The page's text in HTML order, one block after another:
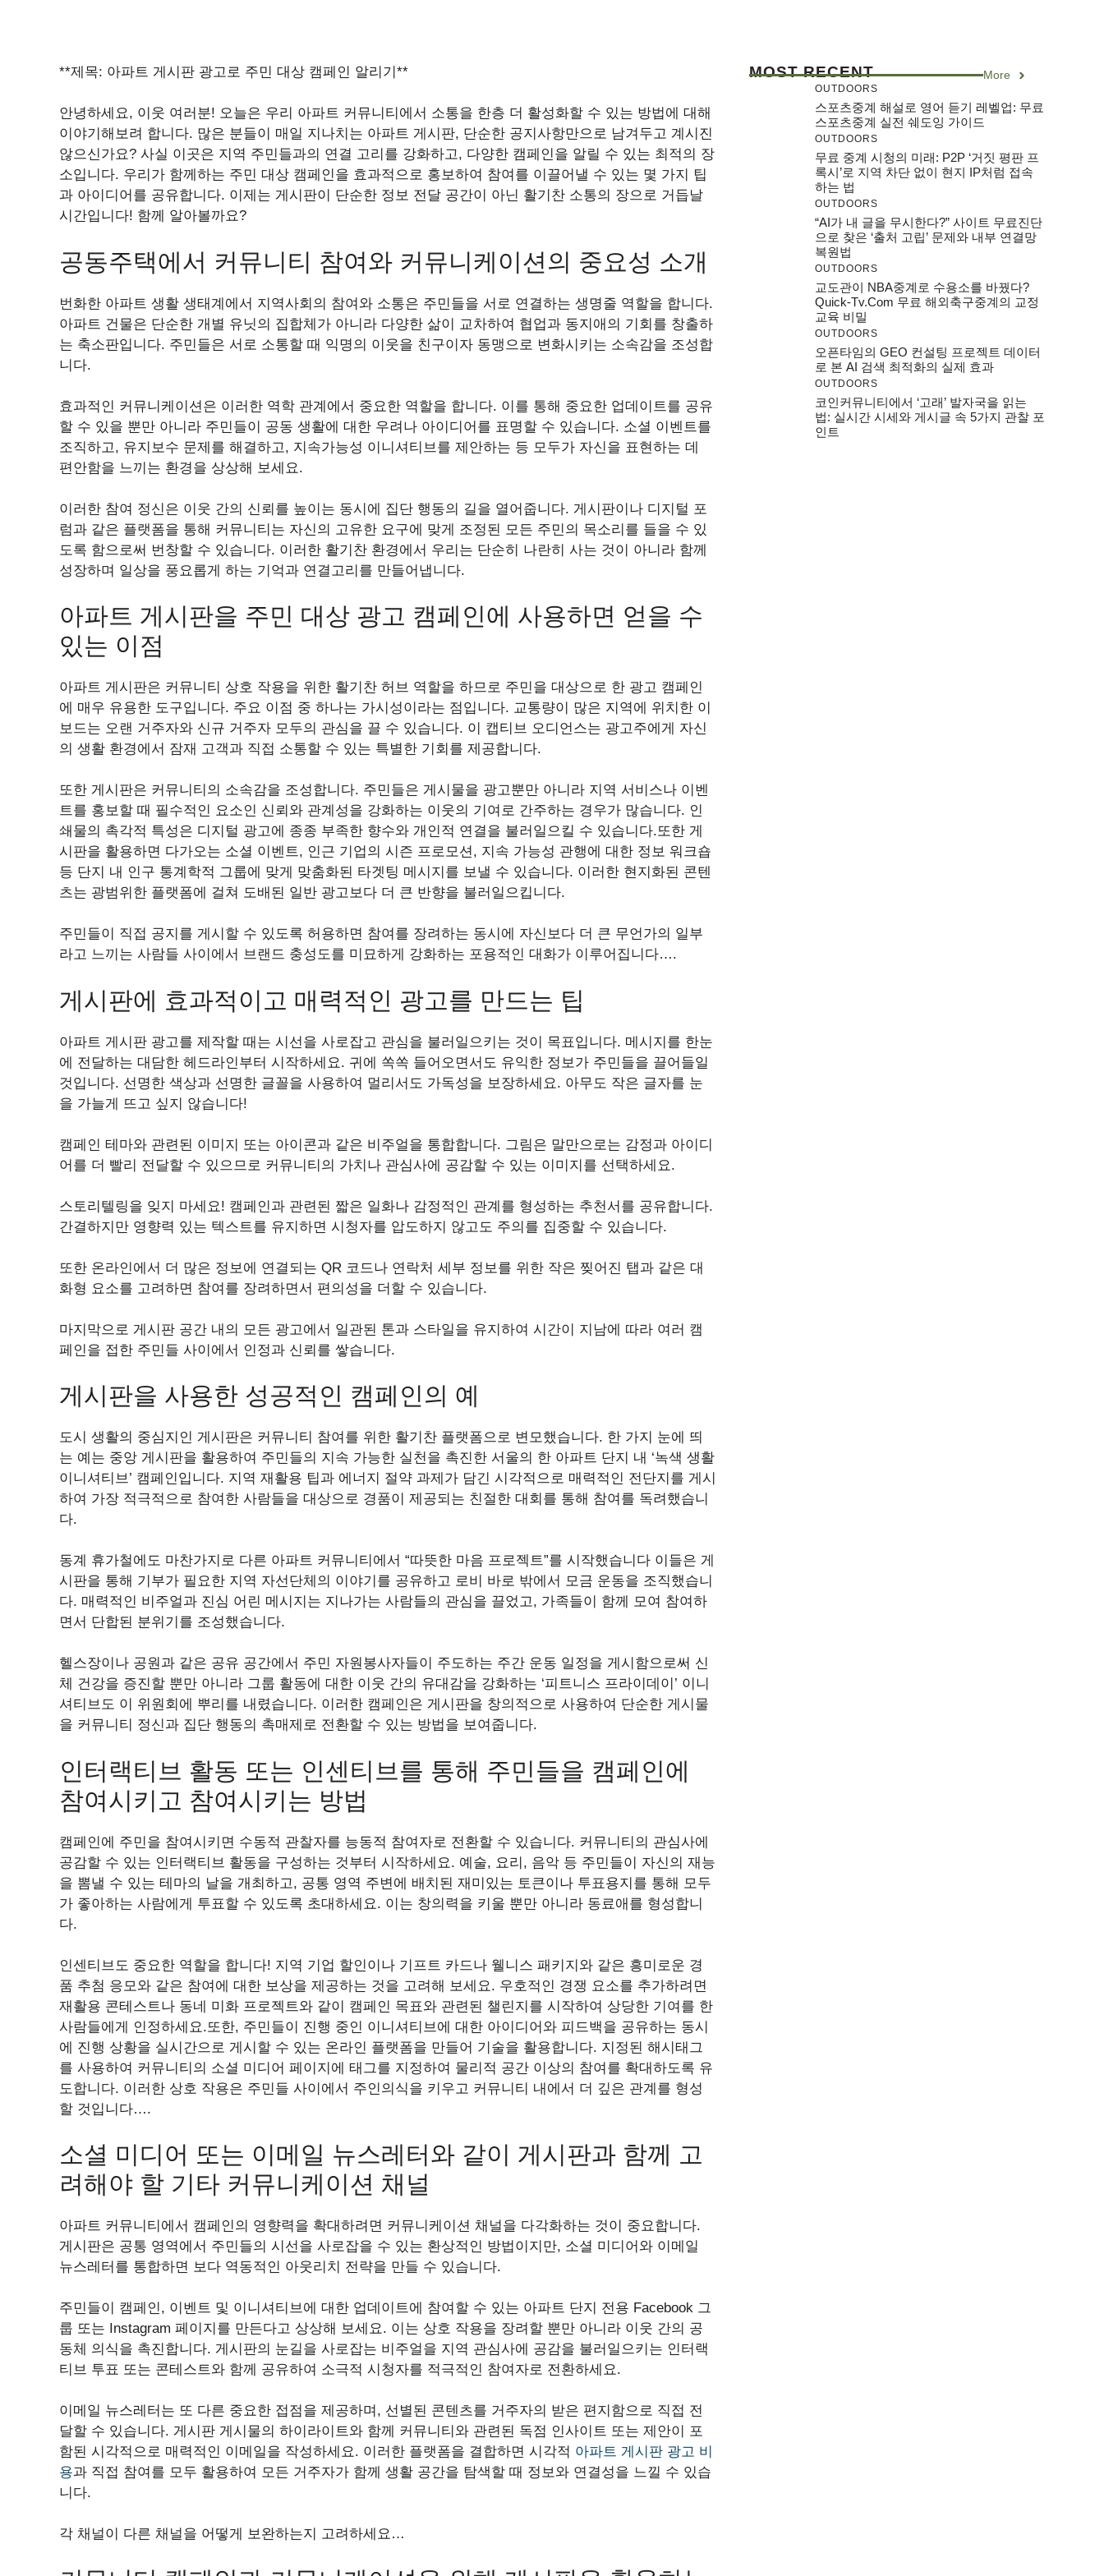
**제목: 아파트 게시판 광고로 주민 대상 캠페인 알리기**
안녕하세요, 이웃 여러분! 오늘은 우리 아파트 커뮤니티에서 소통을 한층 더 활성화할 수 있는 방법에 대해
이야기해보려 합니다. 많은 분들이 매일 지나치는 아파트 게시판, 단순한 공지사항만으로 남겨두고 계시진
않으신가요? 사실 이곳은 지역 주민들과의 연결 고리를 강화하고, 다양한 캠페인을 알릴 수 있는 최적의 장
소입니다. 우리가 함께하는 주민 대상 캠페인을 효과적으로 홍보하여 참여를 이끌어낼 수 있는 몇 가지 팁
과 아이디어를 공유합니다. 이제는 게시판이 단순한 정보 전달 공간이 아닌 활기찬 소통의 장으로 거듭날
시간입니다! 함께 알아볼까요?
공동주택에서 커뮤니티 참여와 커뮤니케이션의 중요성 소개
번화한 아파트 생활 생태계에서 지역사회의 참여와 소통은 주민들을 서로 연결하는 생명줄 역할을 합니다.
아파트 건물은 단순한 개별 유닛의 집합체가 아니라 다양한 삶이 교차하여 협업과 동지애의 기회를 창출하
는 축소판입니다. 주민들은 서로 소통할 때 익명의 이웃을 친구이자 동맹으로 변화시키는 소속감을 조성합
니다.
효과적인 커뮤니케이션은 이러한 역학 관계에서 중요한 역할을 합니다. 이를 통해 중요한 업데이트를 공유
할 수 있을 뿐만 아니라 주민들이 공동 생활에 대한 우려나 아이디어를 표명할 수 있습니다. 소셜 이벤트를
조직하고, 유지보수 문제를 해결하고, 지속가능성 이니셔티브를 제안하는 등 모두가 자신을 표현하는 데
편안함을 느끼는 환경을 상상해 보세요.
이러한 참여 정신은 이웃 간의 신뢰를 높이는 동시에 집단 행동의 길을 열어줍니다. 게시판이나 디지털 포
럼과 같은 플랫폼을 통해 커뮤니티는 자신의 고유한 요구에 맞게 조정된 모든 주민의 목소리를 들을 수 있
도록 함으로써 번창할 수 있습니다. 이러한 활기찬 환경에서 우리는 단순히 나란히 사는 것이 아니라 함께
성장하며 일상을 풍요롭게 하는 기억과 연결고리를 만들어냅니다.
아파트 게시판을 주민 대상 광고 캠페인에 사용하면 얻을 수
있는 이점
아파트 게시판은 커뮤니티 상호 작용을 위한 활기찬 허브 역할을 하므로 주민을 대상으로 한 광고 캠페인
에 매우 유용한 도구입니다. 주요 이점 중 하나는 가시성이라는 점입니다. 교통량이 많은 지역에 위치한 이
보드는 오랜 거주자와 신규 거주자 모두의 관심을 끌 수 있습니다. 이 캡티브 오디언스는 광고주에게 자신
의 생활 환경에서 잠재 고객과 직접 소통할 수 있는 특별한 기회를 제공합니다.
또한 게시판은 커뮤니티의 소속감을 조성합니다. 주민들은 게시물을 광고뿐만 아니라 지역 서비스나 이벤
트를 홍보할 때 필수적인 요소인 신뢰와 관계성을 강화하는 이웃의 기여로 간주하는 경우가 많습니다. 인
쇄물의 촉각적 특성은 디지털 광고에 종종 부족한 향수와 개인적 연결을 불러일으킬 수 있습니다.또한 게
시판을 활용하면 다가오는 소셜 이벤트, 인근 기업의 시즌 프로모션, 지속 가능성 관행에 대한 정보 워크숍
등 단지 내 인구 통계학적 그룹에 맞게 맞춤화된 타겟팅 메시지를 보낼 수 있습니다. 이러한 현지화된 콘텐
츠는 광범위한 플랫폼에 걸쳐 도배된 일반 광고보다 더 큰 반향을 불러일으킵니다.
주민들이 직접 공지를 게시할 수 있도록 허용하면 참여를 장려하는 동시에 자신보다 더 큰 무언가의 일부
라고 느끼는 사람들 사이에서 브랜드 충성도를 미묘하게 강화하는 포용적인 대화가 이루어집니다….
게시판에 효과적이고 매력적인 광고를 만드는 팁
아파트 게시판 광고를 제작할 때는 시선을 사로잡고 관심을 불러일으키는 것이 목표입니다. 메시지를 한눈
에 전달하는 대담한 헤드라인부터 시작하세요. 귀에 쏙쏙 들어오면서도 유익한 정보가 주민들을 끌어들일
것입니다. 선명한 색상과 선명한 글꼴을 사용하여 멀리서도 가독성을 보장하세요. 아무도 작은 글자를 눈
을 가늘게 뜨고 싶지 않습니다!
캠페인 테마와 관련된 이미지 또는 아이콘과 같은 비주얼을 통합합니다. 그림은 말만으로는 감정과 아이디
어를 더 빨리 전달할 수 있으므로 커뮤니티의 가치나 관심사에 공감할 수 있는 이미지를 선택하세요.
스토리텔링을 잊지 마세요! 캠페인과 관련된 짧은 일화나 감정적인 관계를 형성하는 추천서를 공유합니다.
간결하지만 영향력 있는 텍스트를 유지하면 시청자를 압도하지 않고도 주의를 집중할 수 있습니다.
또한 온라인에서 더 많은 정보에 연결되는 QR 코드나 연락처 세부 정보를 위한 작은 찢어진 탭과 같은 대
화형 요소를 고려하면 참여를 장려하면서 편의성을 더할 수 있습니다.
마지막으로 게시판 공간 내의 모든 광고에서 일관된 톤과 스타일을 유지하여 시간이 지남에 따라 여러 캠
페인을 접한 주민들 사이에서 인정과 신뢰를 쌓습니다.
게시판을 사용한 성공적인 캠페인의 예
도시 생활의 중심지인 게시판은 커뮤니티 참여를 위한 활기찬 플랫폼으로 변모했습니다. 한 가지 눈에 띄
는 예는 중앙 게시판을 활용하여 주민들의 지속 가능한 실천을 촉진한 서울의 한 아파트 단지 내 ‘녹색 생활
이니셔티브’ 캠페인입니다. 지역 재활용 팁과 에너지 절약 과제가 담긴 시각적으로 매력적인 전단지를 게시
하여 가장 적극적으로 참여한 사람들을 대상으로 경품이 제공되는 친절한 대회를 통해 참여를 독려했습니
다.
동계 휴가철에도 마찬가지로 다른 아파트 커뮤니티에서 “따뜻한 마음 프로젝트”를 시작했습니다 이들은 게
시판을 통해 기부가 필요한 지역 자선단체의 이야기를 공유하고 로비 바로 밖에서 모금 운동을 조직했습니
다. 매력적인 비주얼과 진심 어린 메시지는 지나가는 사람들의 관심을 끌었고, 가족들이 함께 모여 참여하
면서 단합된 분위기를 조성했습니다.
헬스장이나 공원과 같은 공유 공간에서 주민 자원봉사자들이 주도하는 주간 운동 일정을 게시함으로써 신
체 건강을 증진할 뿐만 아니라 그룹 활동에 대한 이웃 간의 유대감을 강화하는 ‘피트니스 프라이데이’ 이니
셔티브도 이 위원회에 뿌리를 내렸습니다. 이러한 캠페인은 게시판을 창의적으로 사용하여 단순한 게시물
을 커뮤니티 정신과 집단 행동의 촉매제로 전환할 수 있는 방법을 보여줍니다.
인터랙티브 활동 또는 인센티브를 통해 주민들을 캠페인에
참여시키고 참여시키는 방법
캠페인에 주민을 참여시키면 수동적 관찰자를 능동적 참여자로 전환할 수 있습니다. 커뮤니티의 관심사에
공감할 수 있는 인터랙티브 활동을 구성하는 것부터 시작하세요. 예술, 요리, 음악 등 주민들이 자신의 재능
을 뽐낼 수 있는 테마의 날을 개최하고, 공통 영역 주변에 배치된 재미있는 토큰이나 투표용지를 통해 모두
가 좋아하는 사람에게 투표할 수 있도록 초대하세요. 이는 창의력을 키울 뿐만 아니라 동료애를 형성합니
다.
인센티브도 중요한 역할을 합니다! 지역 기업 할인이나 기프트 카드나 웰니스 패키지와 같은 흥미로운 경
품 추첨 응모와 같은 참여에 대한 보상을 제공하는 것을 고려해 보세요. 우호적인 경쟁 요소를 추가하려면
재활용 콘테스트나 동네 미화 프로젝트와 같이 캠페인 목표와 관련된 챌린지를 시작하여 상당한 기여를 한
사람들에게 인정하세요.또한, 주민들이 진행 중인 이니셔티브에 대한 아이디어와 피드백을 공유하는 동시
에 진행 상황을 실시간으로 게시할 수 있는 온라인 플랫폼을 만들어 기술을 활용합니다. 지정된 해시태그
를 사용하여 커뮤니티의 소셜 미디어 페이지에 태그를 지정하여 물리적 공간 이상의 참여를 확대하도록 유
도합니다. 이러한 상호 작용은 주민들 사이에서 주인의식을 키우고 커뮤니티 내에서 더 깊은 관계를 형성
할 것입니다….
소셜 미디어 또는 이메일 뉴스레터와 같이 게시판과 함께 고
려해야 할 기타 커뮤니케이션 채널
아파트 커뮤니티에서 캠페인의 영향력을 확대하려면 커뮤니케이션 채널을 다각화하는 것이 중요합니다.
게시판은 공통 영역에서 주민들의 시선을 사로잡을 수 있는 환상적인 방법이지만, 소셜 미디어와 이메일
뉴스레터를 통합하면 보다 역동적인 아웃리치 전략을 만들 수 있습니다.
주민들이 캠페인, 이벤트 및 이니셔티브에 대한 업데이트에 참여할 수 있는 아파트 단지 전용 Facebook 그
룹 또는 Instagram 페이지를 만든다고 상상해 보세요. 이는 상호 작용을 장려할 뿐만 아니라 이웃 간의 공
동체 의식을 촉진합니다. 게시판의 눈길을 사로잡는 비주얼을 지역 관심사에 공감을 불러일으키는 인터랙
티브 투표 또는 콘테스트와 함께 공유하여 소극적 시청자를 적극적인 참여자로 전환하세요.
이메일 뉴스레터는 또 다른 중요한 접점을 제공하며, 선별된 콘텐츠를 거주자의 받은 편지함으로 직접 전
달할 수 있습니다. 게시판 게시물의 하이라이트와 함께 커뮤니티와 관련된 독점 인사이트 또는 제안이 포
함된 시각적으로 매력적인 이메일을 작성하세요. 이러한 플랫폼을 결합하면 시각적 아파트 게시판 광고 비
용과 직접 참여를 모두 활용하여 모든 거주자가 함께 생활 공간을 탐색할 때 정보와 연결성을 느낄 수 있습
니다.
각 채널이 다른 채널을 어떻게 보완하는지 고려하세요…
MOST RECENT More
OUTDOORS
스포츠중계 해설로 영어 듣기 레벨업: 무료
스포츠중계 실전 쉐도잉 가이드
OUTDOORS
무료 중계 시청의 미래: P2P ‘거짓 평판 프
록시’로 지역 차단 없이 현지 IP처럼 접속
하는 법
OUTDOORS
“AI가 내 글을 무시한다?” 사이트 무료진단
으로 찾은 ‘출처 고립’ 문제와 내부 연결망
복원법
OUTDOORS
교도관이 NBA중계로 수용소를 바꿨다?
Quick-Tv.com 무료 해외축구중계의 교정
교육 비밀
OUTDOORS
오픈타임의 GEO 컨설팅 프로젝트 데이터
로 본 AI 검색 최적화의 실제 효과
OUTDOORS
코인커뮤니티에서 ‘고래’ 발자국을 읽는
법: 실시간 시세와 게시글 속 5가지 관찰 포
인트